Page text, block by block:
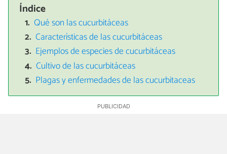
Índice
Qué son las cucurbitáceas
Características de las cucurbitáceas
Ejemplos de especies de cucurbitáceas
Cultivo de las cucurbitáceas
Plagas y enfermedades de las cucurbitaceas